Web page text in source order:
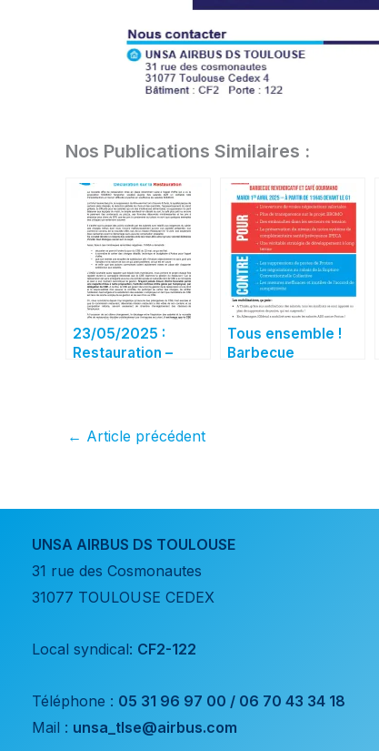
Nos Publications Similaires :
23/05/2025 :
Restauration –
Tous ensemble !
Barbecue
← Article précédent
UNSA AIRBUS DS TOULOUSE
31 rue des Cosmonautes
31077 TOULOUSE CEDEX
Local syndical: CF2-122
Téléphone : 05 31 96 97 00 / 06 70 43 34 18
Mail : unsa_tlse@airbus.com